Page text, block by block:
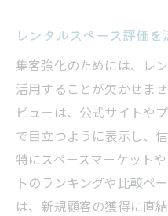
レンタルスペー
手堅く利益を伸ばす
法
レンタルスペー
結する理由
レンタルスペー
益改善事例
レンタルスペース評価
集客強化のためには、レ
活用することが欠かせま
ビューは、公式サイトや
で目立つように表示し、
特にスペースマーケット
トのランキングや比較ペ
は、新規顧客の獲得に直結